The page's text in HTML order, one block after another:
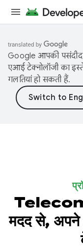
Google आपकी
एआई टेक्नोलॉजी का
गलतियां हो सकती हैं.
Telecom
मदद से, अपने